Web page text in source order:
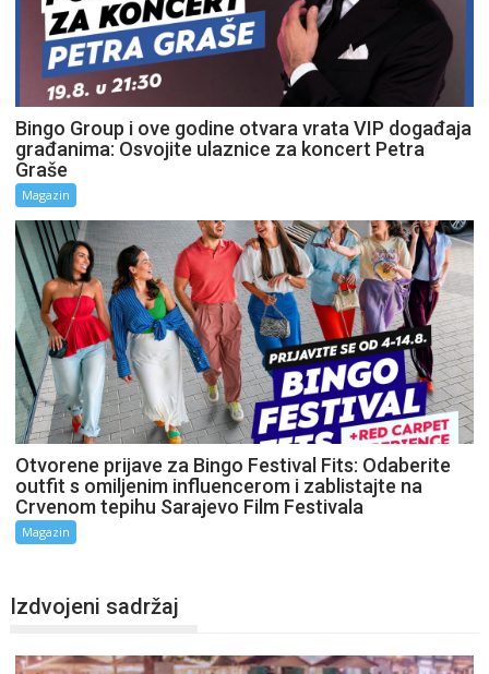
Bingo Group i ove godine otvara vrata VIP događaja
građanima: Osvojite ulaznice za koncert Petra
Graše
Magazin
Otvorene prijave za Bingo Festival Fits: Odaberite
outfit s omiljenim influencerom i zablistajte na
Crvenom tepihu Sarajevo Film Festivala
Magazin
Izdvojeni sadržaj